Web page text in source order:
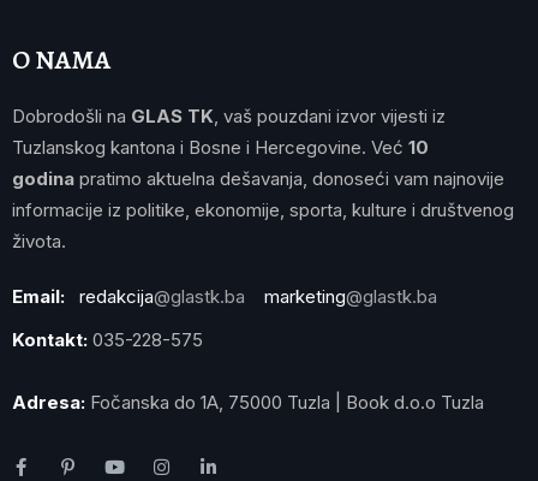
O NAMA
Dobrodošli na GLAS TK , vaš pouzdani izvor vijesti iz
Tuzlanskog kantona i Bosne i Hercegovine. Već 10
godina pratimo aktuelna dešavanja, donoseći vam najnovije
informacije iz politike, ekonomije, sporta, kulture i društvenog
života.
Email: redakcija@glastk.ba marketing@glastk.ba
Kontakt: 035-228-575
Adresa: Fočanska do 1A, 75000 Tuzla | Book d.o.o Tuzla